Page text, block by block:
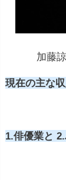
いでいる
加藤
現在の主な収
1.俳優業と